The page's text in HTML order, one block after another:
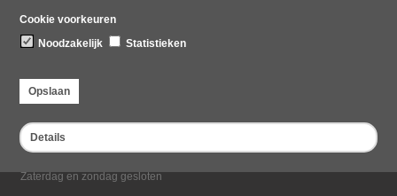
Cookie voorkeuren
Noodzakelijk
Statistieken
Opslaan
Details
Bezoekadres
Dampten 2, 1624 NR Hoorn
Postbus 2095, 1620 EB Hoorn
Openingstijden kantoor
Maandag tot en met vrijdag*
van 08:00 tot 16:30
Zaterdag en zondag gesloten